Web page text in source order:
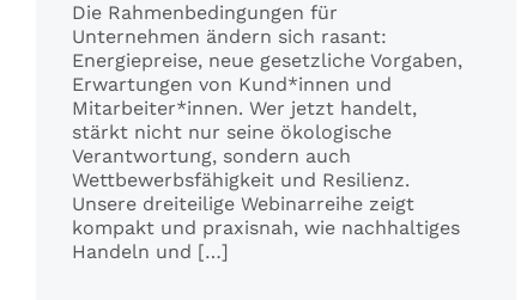
Die Rahmenbedingungen für
Unternehmen ändern sich rasant:
Energiepreise, neue gesetzliche Vorgaben,
Erwartungen von Kund*innen und
Mitarbeiter*innen. Wer jetzt handelt,
stärkt nicht nur seine ökologische
Verantwortung, sondern auch
Wettbewerbsfähigkeit und Resilienz.
Unsere dreiteilige Webinarreihe zeigt
kompakt und praxisnah, wie nachhaltiges
Handeln und […]